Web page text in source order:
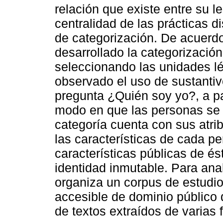
relación que existe entre su
centralidad de las prácticas
de categorización. De
desarrollado la
seleccionando las unidades
observado el uso de
pregunta ¿Quién soy yo?, a
modo en que las personas
categoría cuenta con sus
las características de cada
características públicas de
identidad inmutable. Para
organiza un corpus de
accesible de dominio público
de textos extraídos de varias